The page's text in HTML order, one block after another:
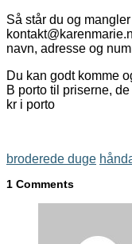
Så står du og
navn, adresse og
Du kan godt komme
B porto til priserne,
kr i porto
broderede duge
1 Comments